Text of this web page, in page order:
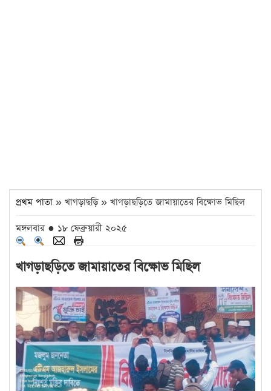
প্রথম পাতা » খাগড়াছড়ি » খাগড়াছড়িতে জামায়াতের বিক্ষোভ মিছিল
মঙ্গলবার ● ১৮ ফেব্রুয়ারী ২০২৫
খাগড়াছড়িতে জামায়াতের বিক্ষোভ মিছিল